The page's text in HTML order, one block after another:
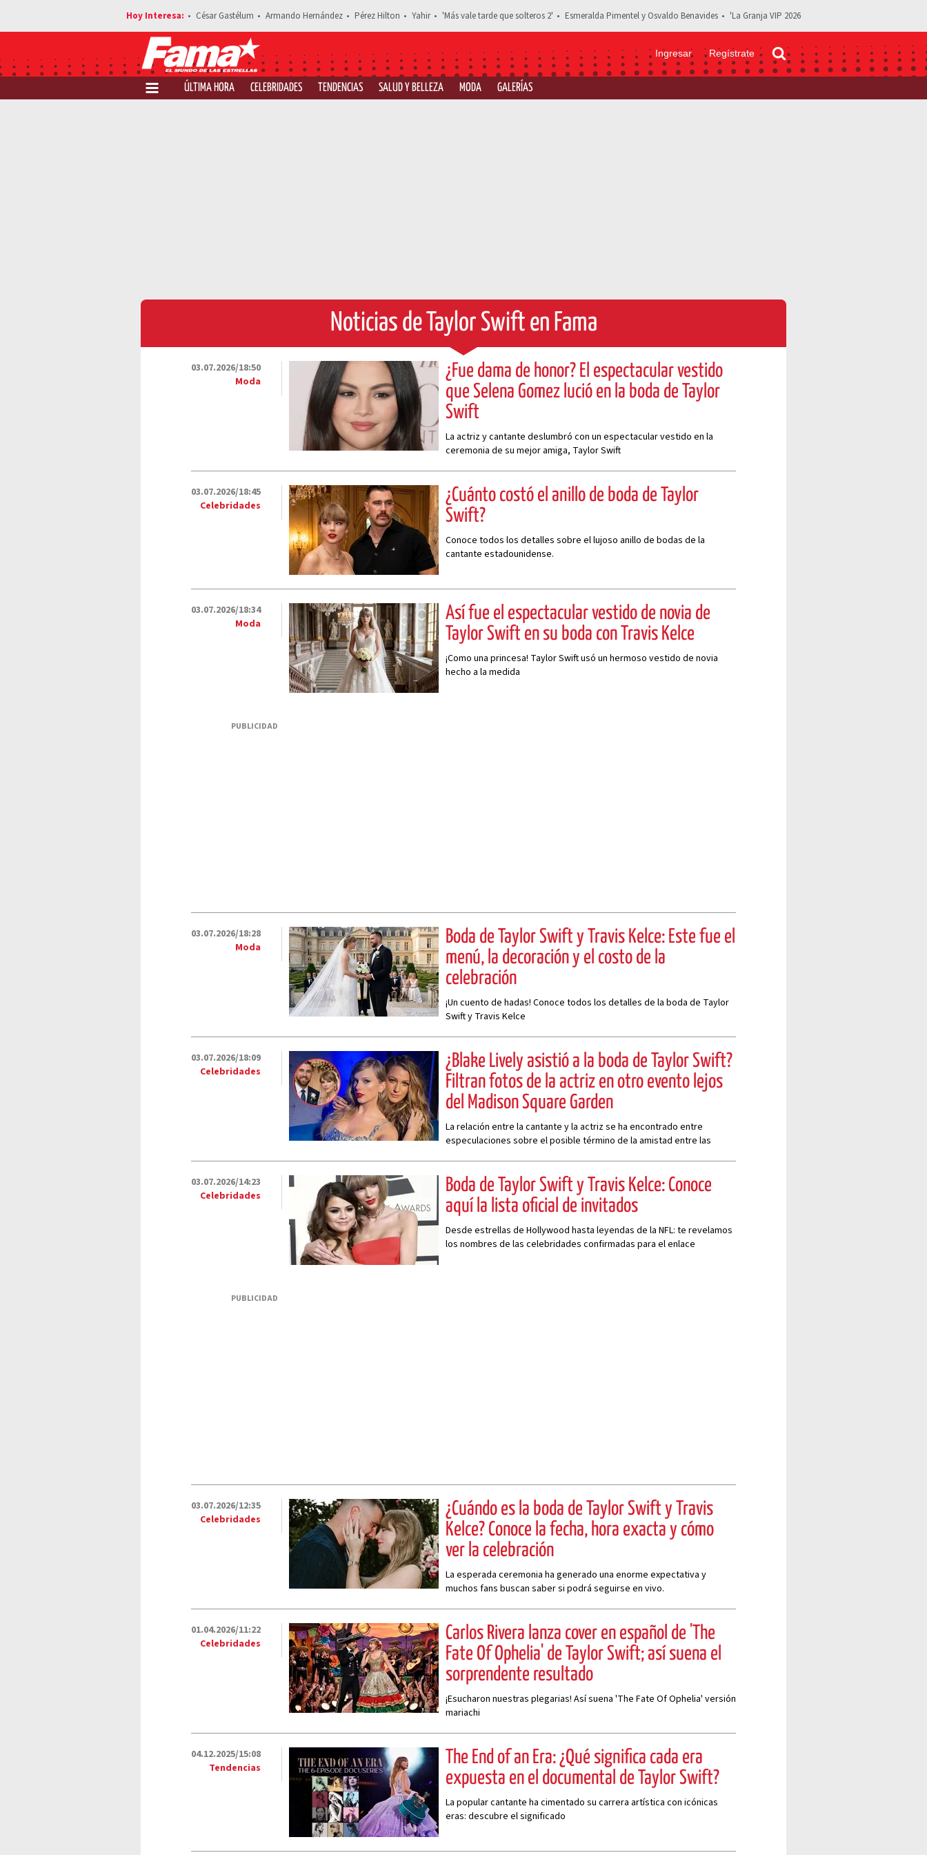
César Gastélum Armando Hernández Pérez Hilton Yahir 'Más vale tarde que solteros 2' Esmeralda Pimentel y Osvaldo Benavides 'La Granja VIP 2026
Ingresar Regístrate
ÚLTIMA HORA CELEBRIDADES TENDENCIAS SALUD Y BELLEZA MODA GALERÍAS
Noticias de Taylor Swift en Fama
03.07.2026/18:50
Moda
¿Fue dama de honor? El espectacular vestido
que Selena Gomez lució en la boda de Taylor
Swift
La actriz y cantante deslumbró con un espectacular vestido en la
ceremonia de su mejor amiga, Taylor Swift
03.07.2026/18:45
Celebridades
¿Cuánto costó el anillo de boda de Taylor
Swift?
Conoce todos los detalles sobre el lujoso anillo de bodas de la
cantante estadounidense.
03.07.2026/18:34
Moda
Así fue el espectacular vestido de novia de
Taylor Swift en su boda con Travis Kelce
¡Como una princesa! Taylor Swift usó un hermoso vestido de novia
hecho a la medida
PUBLICIDAD
03.07.2026/18:28
Moda
Boda de Taylor Swift y Travis Kelce: Este fue el
menú, la decoración y el costo de la
celebración
¡Un cuento de hadas! Conoce todos los detalles de la boda de Taylor
Swift y Travis Kelce
03.07.2026/18:09
Celebridades
¿Blake Lively asistió a la boda de Taylor Swift?
Filtran fotos de la actriz en otro evento lejos
del Madison Square Garden
La relación entre la cantante y la actriz se ha encontrado entre
especulaciones sobre el posible término de la amistad entre las
03.07.2026/14:23
Celebridades
Boda de Taylor Swift y Travis Kelce: Conoce
aquí la lista oficial de invitados
Desde estrellas de Hollywood hasta leyendas de la NFL: te revelamos
los nombres de las celebridades confirmadas para el enlace
PUBLICIDAD
03.07.2026/12:35
Celebridades
¿Cuándo es la boda de Taylor Swift y Travis
Kelce? Conoce la fecha, hora exacta y cómo
ver la celebración
La esperada ceremonia ha generado una enorme expectativa y
muchos fans buscan saber si podrá seguirse en vivo.
01.04.2026/11:22
Celebridades
Carlos Rivera lanza cover en español de 'The
Fate Of Ophelia' de Taylor Swift; así suena el
sorprendente resultado
¡Esucharon nuestras plegarias! Así suena 'The Fate Of Ophelia' versión
mariachi
04.12.2025/15:08
Tendencias
The End of an Era: ¿Qué significa cada era
expuesta en el documental de Taylor Swift?
La popular cantante ha cimentado su carrera artística con icónicas
eras: descubre el significado